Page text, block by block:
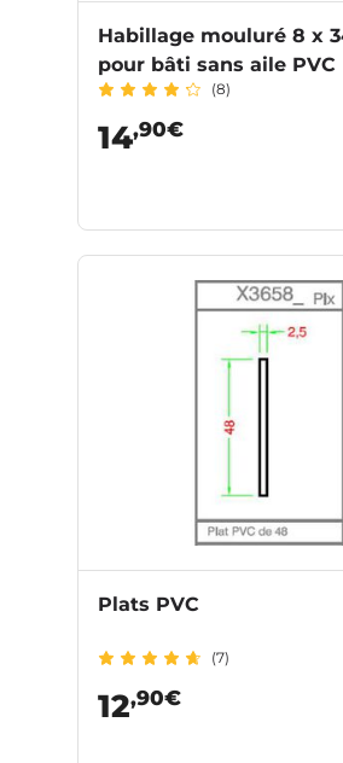
Habillage mouluré 8 x
pour bâti sans aile PVC
(8)
14,90€
Plats PVC
(7)
12,90€